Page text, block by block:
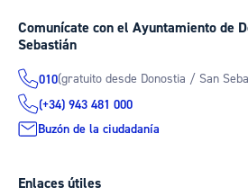
Comunícate con el Ayuntamiento de
Sebastián
010(gratuito desde Donostia / San
(+34) 943 481 000
Buzón de la ciudadanía
Enlaces útiles